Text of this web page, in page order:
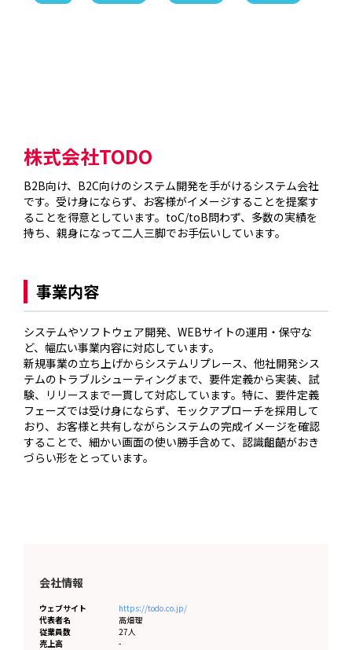
株式会社TODO
B2B向け、B2C向けのシステム開発を手がけるシステム会社
です。受け身にならず、お客様がイメージすることを提案す
ることを得意としています。toC/toB問わず、多数の実績を
持ち、親身になって二人三脚でお手伝いしています。
事業内容
システムやソフトウェア開発、WEBサイトの運用・保守な
ど、幅広い事業内容に対応しています。
新規事業の立ち上げからシステムリプレース、他社開発シス
テムのトラブルシューティングまで、要件定義から実装、試
験、リリースまで一貫して対応しています。特に、要件定義
フェーズでは受け身にならず、モックアプローチを採用して
おり、お客様と共有しながらシステムの完成イメージを確認
することで、細かい画面の使い勝手含めて、認識齟齬がおき
づらい形をとっています。
会社情報
ウェブサイト
https://todo.co.jp/
代表者名
高畑理
従業員数
27人
売上高
-